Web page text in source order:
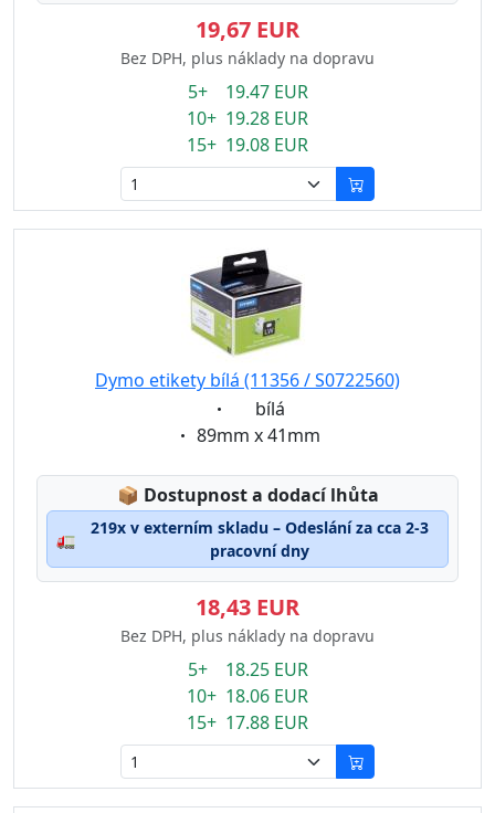
19,67 EUR
Bez DPH, plus náklady na dopravu
5+ 19.47 EUR
10+ 19.28 EUR
15+ 19.08 EUR
Dymo etikety bílá (11356 / S0722560)
Eigenschaft:
bílá
Eigenschaft:
89mm x 41mm
📦 Lagerstatus:
Dostupnost a dodací lhůta
🚛
219x v externím skladu – Odeslání za cca 2-3
pracovní dny
18,43 EUR
Bez DPH, plus náklady na dopravu
5+ 18.25 EUR
10+ 18.06 EUR
15+ 17.88 EUR